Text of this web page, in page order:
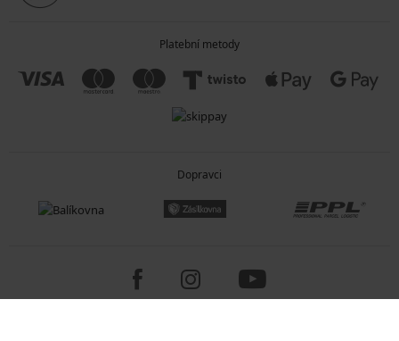
Platební metody
Dopravci